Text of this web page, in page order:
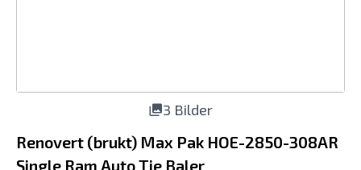
3 Bilder
Renovert (brukt) Max Pak HOE-2850-308AR
Single Ram Auto Tie Baler